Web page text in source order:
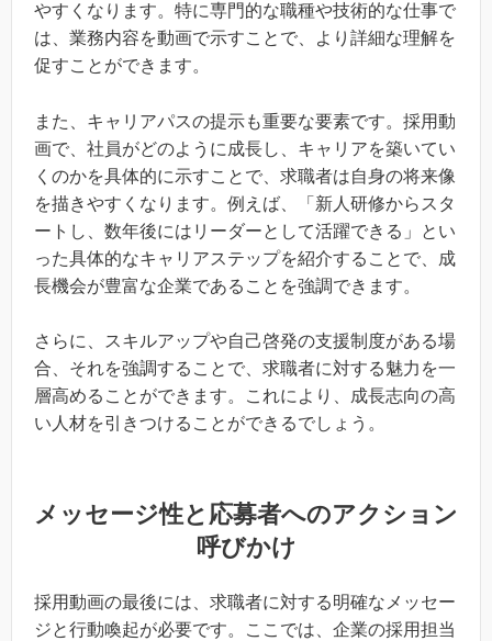
やすくなります。特に専門的な職種や技術的な仕事で
は、業務内容を動画で示すことで、より詳細な理解を
促すことができます。
また、キャリアパスの提示も重要な要素です。採用動
画で、社員がどのように成長し、キャリアを築いてい
くのかを具体的に示すことで、求職者は自身の将来像
を描きやすくなります。例えば、「新人研修からスタ
ートし、数年後にはリーダーとして活躍できる」とい
った具体的なキャリアステップを紹介することで、成
長機会が豊富な企業であることを強調できます。
さらに、スキルアップや自己啓発の支援制度がある場
合、それを強調することで、求職者に対する魅力を一
層高めることができます。これにより、成長志向の高
い人材を引きつけることができるでしょう。
メッセージ性と応募者へのアクション
呼びかけ
採用動画の最後には、求職者に対する明確なメッセー
ジと行動喚起が必要です。ここでは、企業の採用担当